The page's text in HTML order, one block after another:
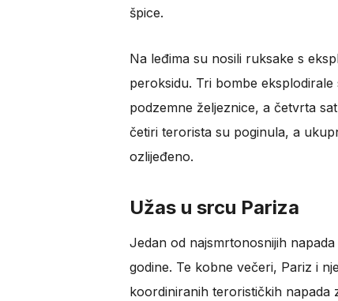
špice.
Na leđima su nosili ruksake s
peroksidu. Tri bombe
podzemne željeznice, a četvrta
četiri terorista su poginula, a
ozlijeđeno.
Užas u srcu Pariza
Jedan od najsmrtonosnijih
godine. Te kobne večeri, Pariz i
koordiniranih terorističkih napada